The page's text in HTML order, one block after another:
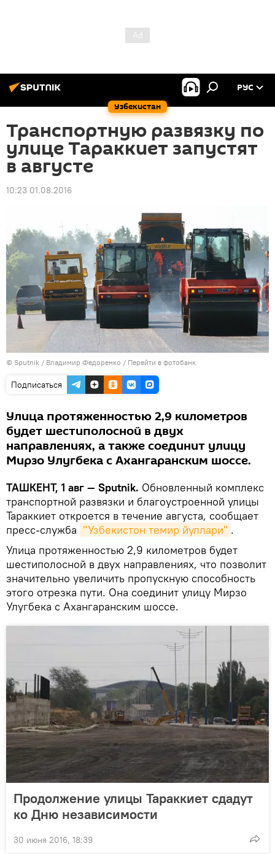
Узбекистан
РУС
Транспортную развязку по
улице Тараккиет запустят
в августе
10:23 01.08.2016
© Sputnik / Владимир Федоренко / Перейти в фотобанк
Подписаться
Улица протяженностью 2,9 километров
будет шестиполосной в двух
направлениях, а также соединит улицу
Мирзо Улугбека с Ахангаранским шоссе.
ТАШКЕНТ, 1 авг — Sputnik. Обновленный комплекс
транспортной развязки и благоустроенной улицы
Тараккиет откроется в течение августа, сообщает
пресс-служба "Узбекистон темир йуллари" .
Улица протяженностью 2,9 километров будет
шестиполосной в двух направлениях, что позволит
значительно увеличить пропускную способность
этого отрезка пути. Она соединит улицу Мирзо
Улугбека с Ахангаранским шоссе.
Продолжение улицы Тараккиет сдадут
ко Дню независимости
30 июня 2016, 18:39